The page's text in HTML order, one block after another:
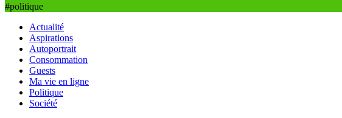
#politique
Actualité
Aspirations
Autoportrait
Consommation
Guests
Ma vie en ligne
Politique
Société